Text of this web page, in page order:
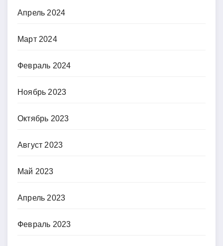
Апрель 2024
Март 2024
Февраль 2024
Ноябрь 2023
Октябрь 2023
Август 2023
Май 2023
Апрель 2023
Февраль 2023